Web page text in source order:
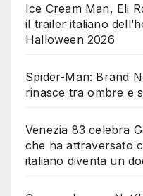
Ice Cream Man, Eli
il trailer italiano
Halloween 2026
Spider-Man: Brand
rinasce tra ombre e
Venezia 83 celebra
che ha attraversato
italiano diventa un